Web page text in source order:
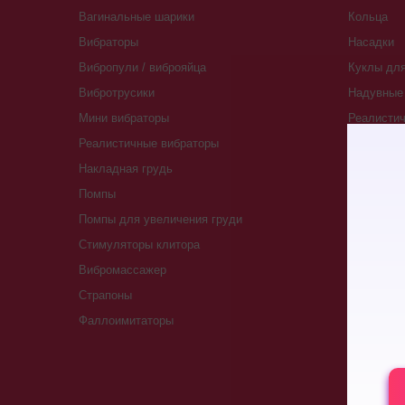
Вагинальные шарики
Вибраторы
Вибропули / виброяйца
Вибротрусики
Мини вибраторы
Реалистичные вибраторы
Накладная грудь
Помпы
Помпы для увеличения груди
Стимуляторы клитора
Вибромассажер
Страпоны
Фаллоимитаторы
Кольца
Насадки
Куклы
Надувные